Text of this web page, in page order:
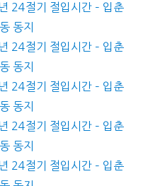
24절기 절입시간 – 입춘
동지
24절기 절입시간 – 입춘
동지
24절기 절입시간 – 입춘
동지
24절기 절입시간 – 입춘
동지
24절기 절입시간 – 입춘